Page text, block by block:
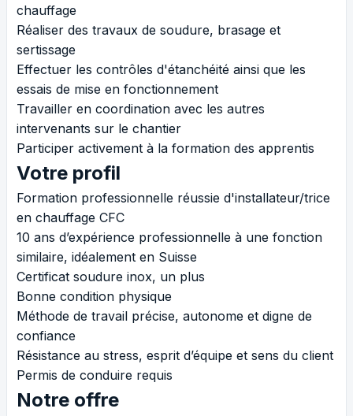
chauffage
Réaliser des travaux de soudure, brasage et
sertissage
Effectuer les contrôles d'étanchéité ainsi que les
essais de mise en fonctionnement
Travailler en coordination avec les autres
intervenants sur le chantier
Participer activement à la formation des apprentis
Votre profil
Formation professionnelle réussie d'installateur/trice
en chauffage CFC
10 ans d’expérience professionnelle à une fonction
similaire, idéalement en Suisse
Certificat soudure inox, un plus
Bonne condition physique
Méthode de travail précise, autonome et digne de
confiance
Résistance au stress, esprit d’équipe et sens du client
Permis de conduire requis
Notre offre